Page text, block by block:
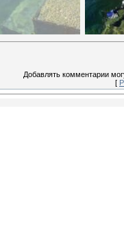
Добавлять комментарии
[